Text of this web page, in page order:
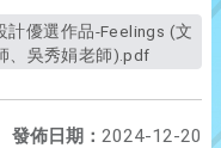
、吳秀娟老師).pdf
發佈日期： 2024-12-20